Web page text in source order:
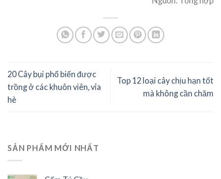
20 Cây bụi phổ biến được
trồng ở các khuôn viên, vỉa
hè
Top 12 loại cây chịu hạn tốt
mà không cần chăm
SẢN PHẨM MỚI NHẤT